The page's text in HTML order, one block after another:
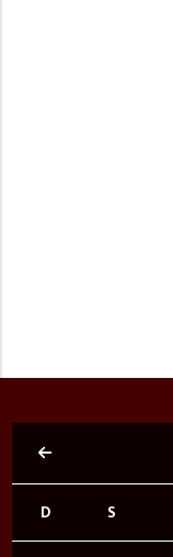
D S